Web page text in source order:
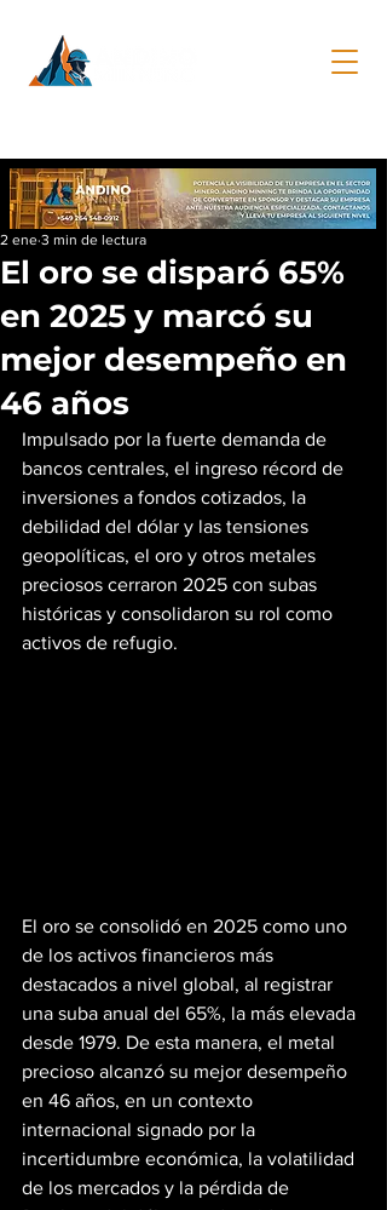
El oro se disparó 65%
en 2025 y marcó su
mejor desempeño en
46 años
2 ene 3 min de lectura
Impulsado por la fuerte demanda de
bancos centrales, el ingreso récord de
inversiones a fondos cotizados, la
debilidad del dólar y las tensiones
geopolíticas, el oro y otros metales
preciosos cerraron 2025 con subas
históricas y consolidaron su rol como
activos de refugio.
El oro se consolidó en 2025 como uno
de los activos financieros más
destacados a nivel global, al registrar
una suba anual del 65%, la más elevada
desde 1979. De esta manera, el metal
precioso alcanzó su mejor desempeño
en 46 años, en un contexto
internacional signado por la
incertidumbre económica, la volatilidad
de los mercados y la pérdida de